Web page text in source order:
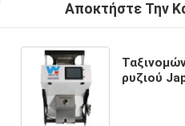
Αποκτήστε Την
ρυζιού